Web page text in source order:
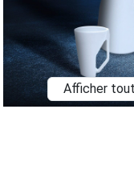
Afficher